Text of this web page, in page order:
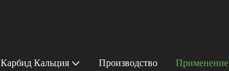
Карбид Кальция Производство Применение